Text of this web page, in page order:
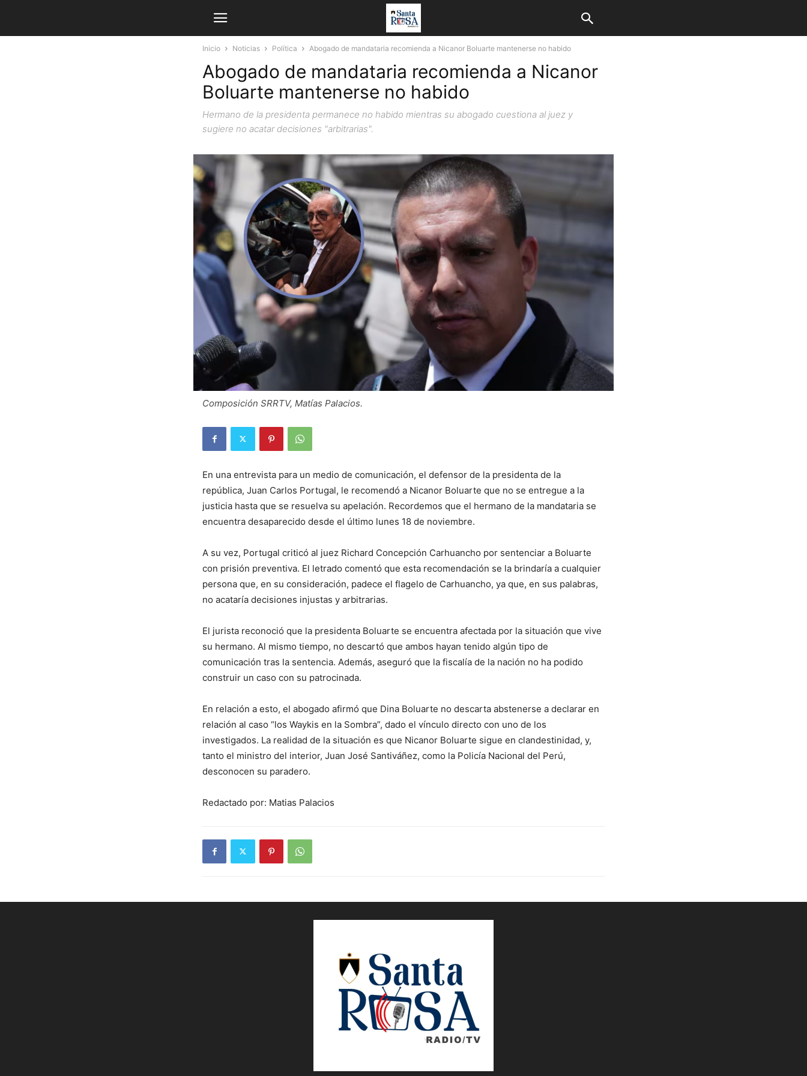
Inicio Noticias Política Abogado de mandataria recomienda a Nicanor Boluarte mantenerse no habido
Abogado de mandataria recomienda a Nicanor
Boluarte mantenerse no habido
Hermano de la presidenta permanece no habido mientras su abogado cuestiona al juez y
sugiere no acatar decisiones "arbitrarias".
Composición SRRTV, Matías Palacios.
En una entrevista para un medio de comunicación, el defensor de la presidenta de la
república, Juan Carlos Portugal, le recomendó a Nicanor Boluarte que no se entregue a la
justicia hasta que se resuelva su apelación. Recordemos que el hermano de la mandataria se
encuentra desaparecido desde el último lunes 18 de noviembre.
A su vez, Portugal criticó al juez Richard Concepción Carhuancho por sentenciar a Boluarte
con prisión preventiva. El letrado comentó que esta recomendación se la brindaría a cualquier
persona que, en su consideración, padece el flagelo de Carhuancho, ya que, en sus palabras,
no acataría decisiones injustas y arbitrarias.
El jurista reconoció que la presidenta Boluarte se encuentra afectada por la situación que vive
su hermano. Al mismo tiempo, no descartó que ambos hayan tenido algún tipo de
comunicación tras la sentencia. Además, aseguró que la fiscalía de la nación no ha podido
construir un caso con su patrocinada.
En relación a esto, el abogado afirmó que Dina Boluarte no descarta abstenerse a declarar en
relación al caso “los Waykis en la Sombra”, dado el vínculo directo con uno de los
investigados. La realidad de la situación es que Nicanor Boluarte sigue en clandestinidad, y,
tanto el ministro del interior, Juan José Santiváñez, como la Policía Nacional del Perú,
desconocen su paradero.
Redactado por: Matias Palacios